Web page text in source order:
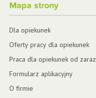
Mapa strony
Dla opiekunek
Oferty pracy dla opiekunek
Praca dla opiekunek od zaraz
Formularz aplikacyjny
O firmie